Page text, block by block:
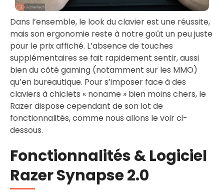
Dans l’ensemble, le look du clavier est une réussite,
mais son ergonomie reste à notre goût un peu juste
pour le prix affiché. L’absence de touches
supplémentaires se fait rapidement sentir, aussi
bien du côté gaming (notamment sur les MMO)
qu’en bureautique. Pour s’imposer face à des
claviers à chiclets « noname » bien moins chers, le
Razer dispose cependant de son lot de
fonctionnalités, comme nous allons le voir ci-
dessous.
Fonctionnalités & Logiciel
Razer Synapse 2.0